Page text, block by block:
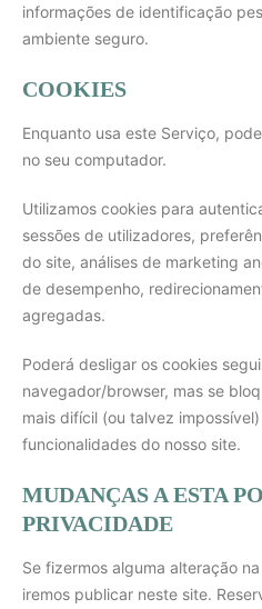
informações de identificação
ambiente seguro.
COOKIES
Enquanto usa este Serviço,
no seu computador.
Utilizamos cookies para
sessões de utilizadores,
do site, análises de marketing
de desempenho,
agregadas.
Poderá desligar os cookies
navegador/browser, mas se
mais difícil (ou talvez
funcionalidades do nosso site.
MUDANÇAS A ESTA
PRIVACIDADE
Se fizermos alguma alteração
iremos publicar neste site.